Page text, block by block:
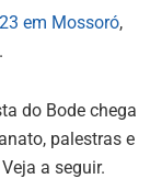
em Mossoró,
do Bode chega
palestras e
a seguir.